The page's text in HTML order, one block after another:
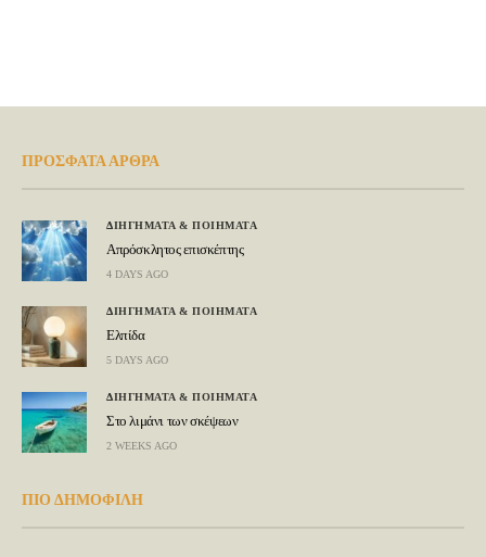
ΠΡΟΣΦΑΤΑ ΑΡΘΡΑ
ΔΙΗΓΗΜΑΤΑ & ΠΟΙΗΜΑΤΑ
Απρόσκλητος επισκέπτης
4 DAYS AGO
ΔΙΗΓΗΜΑΤΑ & ΠΟΙΗΜΑΤΑ
Ελπίδα
5 DAYS AGO
ΔΙΗΓΗΜΑΤΑ & ΠΟΙΗΜΑΤΑ
Στο λιμάνι των σκέψεων
2 WEEKS AGO
ΠΙΟ ΔΗΜΟΦΙΛΗ